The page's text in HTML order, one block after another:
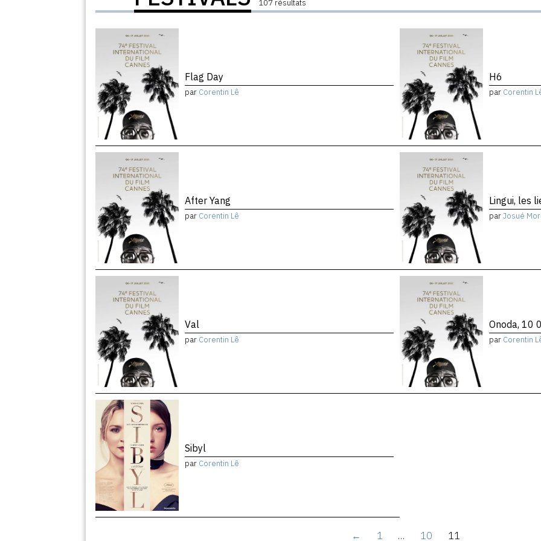
107 résultats
Flag Day
par Corentin Lê
H6
par Corentin
After Yang
par Corentin Lê
Lingui, les
parJosué
Val
par Corentin Lê
Onoda, 10
par Corentin
Sibyl
par Corentin Lê
← 1 … 10 11